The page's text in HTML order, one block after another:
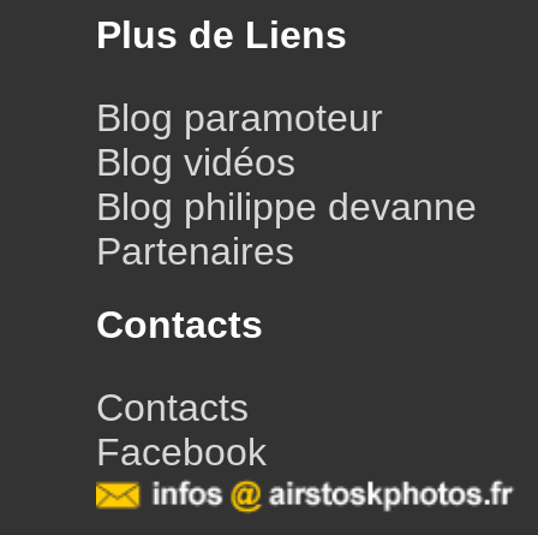
Plus de Liens
Blog paramoteur
Blog vidéos
Blog philippe devanne
Partenaires
Contacts
Contacts
Facebook